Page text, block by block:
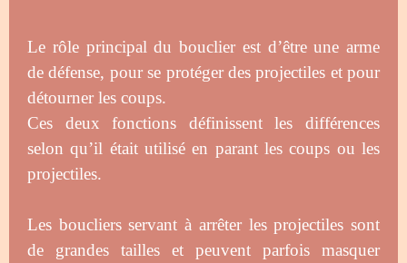
Le rôle principal du bouclier est d’être une arme
de défense, pour se protéger des projectiles et pour
détourner les coups.
Ces deux fonctions définissent les différences
selon qu’il était utilisé en parant les coups ou les
projectiles.
Les boucliers servant à arrêter les projectiles sont
de grandes tailles et peuvent parfois masquer